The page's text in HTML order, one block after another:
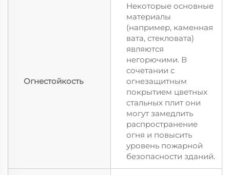
Огнестойкость
Некоторые основные
материалы
(например, каменная
вата, стекловата)
являются
негорючими. В
сочетании с
огнезащитным
покрытием цветных
стальных плит они
могут замедлить
распространение
огня и повысить
уровень пожарной
безопасности зданий.